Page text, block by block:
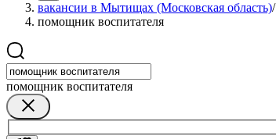
вакансии в Мытищах (Московская область)/
помощник воспитателя
помощник воспитателя